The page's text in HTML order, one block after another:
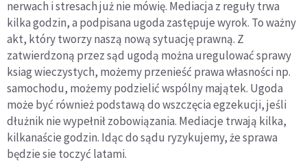
nerwach i stresach już nie mówię. Mediacja z reguły trwa
kilka godzin, a podpisana ugoda zastępuje wyrok. To ważny
akt, który tworzy naszą nową sytuację prawną. Z
zatwierdzoną przez sąd ugodą można uregulować sprawy
ksiag wieczystych, możemy przenieść prawa własności np.
samochodu, możemy podzielić wspólny majątek. Ugoda
może być również podstawą do wszczęcia egzekucji, jeśli
dłużnik nie wypełnił zobowiązania. Mediacje trwają kilka,
kilkanaście godzin. Idąc do sądu ryzykujemy, że sprawa
będzie sie toczyć latami.